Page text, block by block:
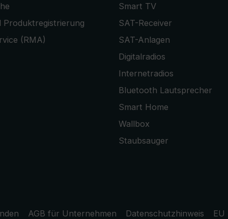
Produktregistrierung
(RMA)
Smart TV
SAT-Receiver
SAT-Anlagen
Digitalradios
Internetradios
Bluetooth Lautsprecher
Smart Home
Wallbox
Staubsauger
AGB für Unternehmen Datenschutzhinweis